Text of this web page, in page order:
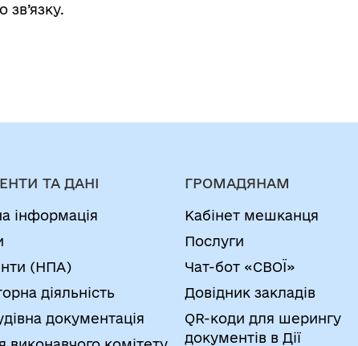
зв’язку.
ТА ДАНІ
інформація
(НПА)
діяльність
документація
ГРОМАДЯНАМ
Кабінет мешканця
Послуги
Чат-бот «СВОЇ»
Довідник закладів
QR-коди для шерингу
документів в Дії